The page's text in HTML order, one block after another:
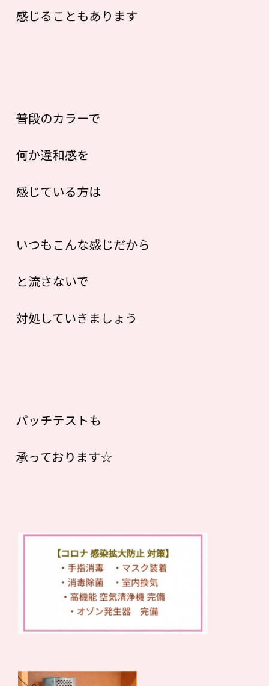
感じることもあります
普段のカラーで
何か違和感を
感じている方は
いつもこんな感じだから
と流さないで
対処していきましょう
パッチテストも
承っております☆